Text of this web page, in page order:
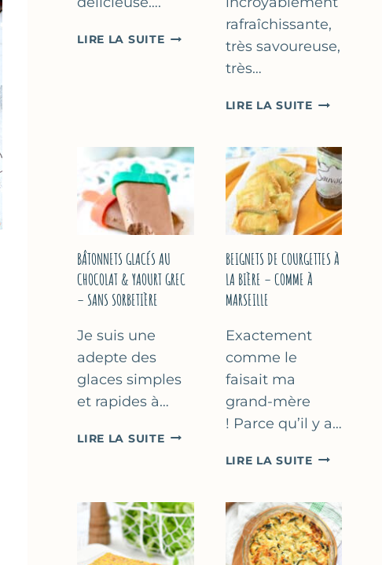
LIRE LA SUITEABRICOTS
&
FLEUR
D’ORANGER
rafraîchissante,
très savoureuse,
très…
LIRE LA SUITESOUPE
AU
CITRON
&
BASILIC
BÂTONNETS GLACÉS AU
CHOCOLAT & YAOURT GREC
– SANS SORBETIÈRE
Je suis une
adepte des
glaces simples
et rapides à…
LIRE LA SUITEBÂTONNETS
&
YAOURT
GREC
–
BEIGNETS DE COURGETTES À
LA BIÈRE – COMME À
MARSEILLE
Exactement
comme le
faisait ma
grand-mère
! Parce qu’il y a…
LIRE LA SUITEBEIGNETS
À
LA
BIÈRE